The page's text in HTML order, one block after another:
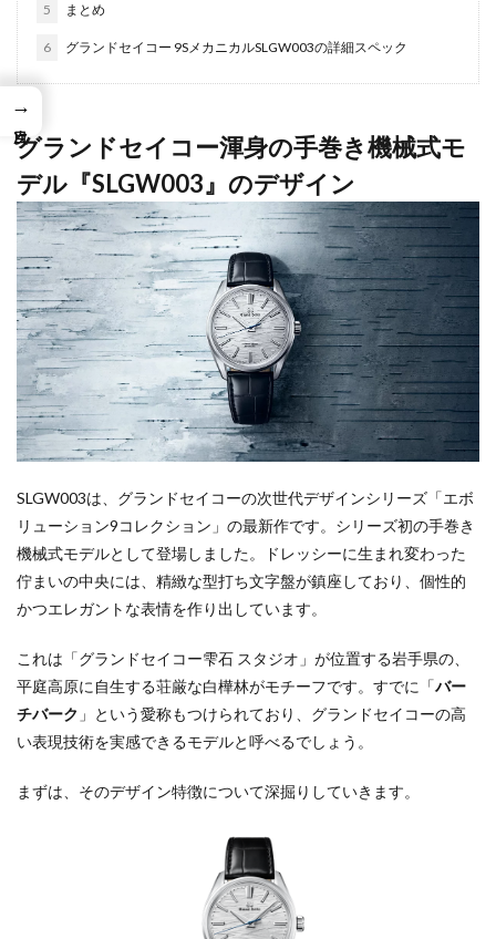
5 まとめ
6 グランドセイコー 9SメカニカルSLGW003の詳細スペック
グランドセイコー渾身の手巻き機械式モ
デル『SLGW003』のデザイン
SLGW003は、グランドセイコーの次世代デザインシリーズ「エボ
リューション9コレクション」の最新作です。シリーズ初の手巻き
機械式モデルとして登場しました。ドレッシーに生まれ変わった
佇まいの中央には、精緻な型打ち文字盤が鎮座しており、個性的
かつエレガントな表情を作り出しています。
これは「グランドセイコー雫石 スタジオ」が位置する岩手県の、
平庭高原に自生する荘厳な白樺林がモチーフです。すでに「バー
チバーク 」という愛称もつけられており、グランドセイコーの高
い表現技術を実感できるモデルと呼べるでしょう。
まずは、そのデザイン特徴について深掘りしていきます。
→